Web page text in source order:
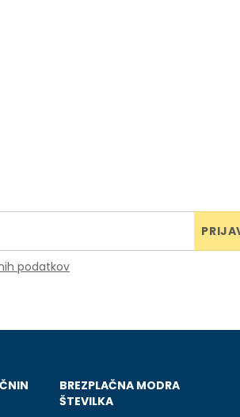
podatkov
BREZPLAČNA MODRA
ŠTEVILKA